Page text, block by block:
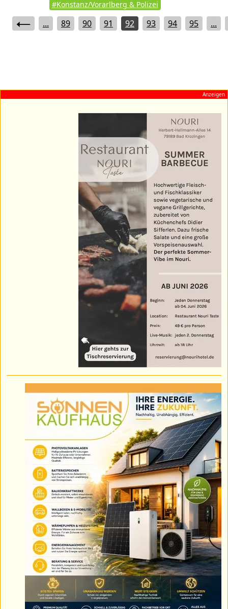
#Konstanz/Vorarlberg & Polizei
... 89 90 91 92 93 94 95 ...
Anzeigen